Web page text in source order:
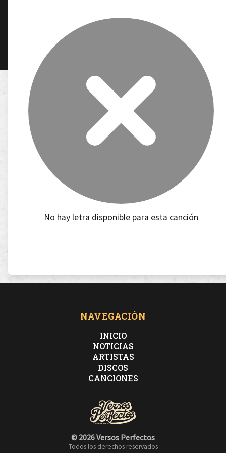
No hay letra disponible para esta canción
NAVEGACIÓN
INICIO
NOTICIAS
ARTISTAS
DISCOS
CANCIONES
© 2026 Versos Perfectos
Todos los derechos reservados